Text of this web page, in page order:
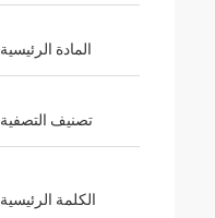
المادة الرئيسية
تصنيف التصفية
الكلمة الرئيسية